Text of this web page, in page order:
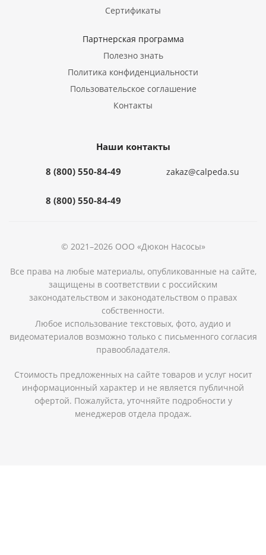
Сертификаты
Партнерская программа
Полезно знать
Политика конфиденциальности
Пользовательское соглашение
Контакты
Наши контакты
8 (800) 550-84-49
8 (800) 550-84-49
zakaz@calpeda.su
© 2021–2026 ООО «Дюкон Насосы»
Все права на любые материалы, опубликованные на сайте,
защищены в соответствии с российским
законодательством и законодательством о правах
собственности.
Любое использование текстовых, фото, аудио и
видеоматериалов возможно только с письменного согласия
правообладателя.
Стоимость предложенных на сайте товаров и услуг носит
информационный характер и не является публичной
офертой. Пожалуйста, уточняйте подробности у
менеджеров отдела продаж.